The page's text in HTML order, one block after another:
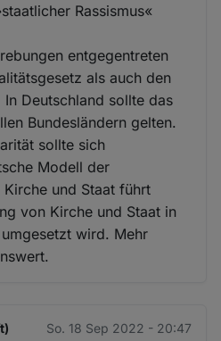
Rassismus«
entgegentreten
als auch den
Deutschland sollte das
Bundesländern gelten.
sollte sich
Modell der
und Staat führt
von Kirche und Staat in
wird. Mehr
So. 18 Sep 2022 - 20:47